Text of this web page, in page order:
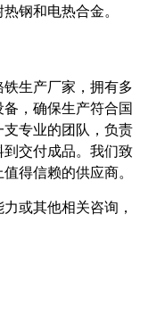
钢和电热合金。
生产厂家，拥有多
，确保生产符合国
专业的团队，负责
交付成品。我们致
得信赖的供应商。
或其他相关咨询，